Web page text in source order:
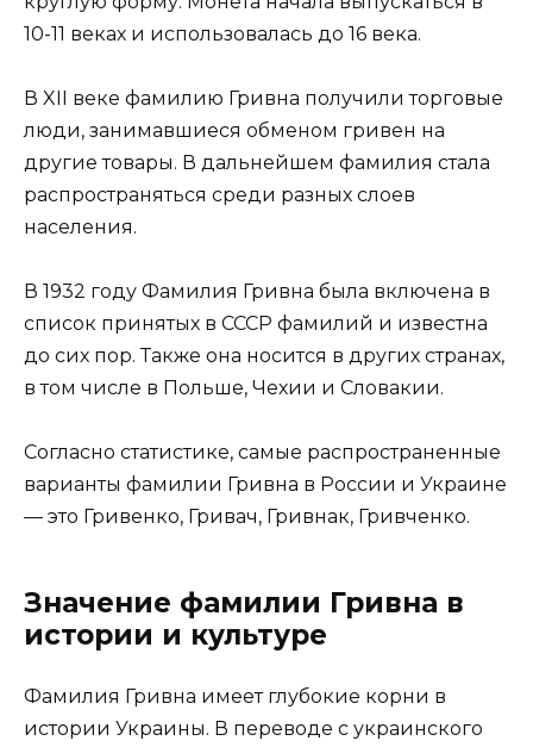
10-11 веках и использовалась до 16 века.
В XII веке фамилию Гривна получили торговые
люди, занимавшиеся обменом гривен на
другие товары. В дальнейшем фамилия стала
распространяться среди разных слоев
населения.
В 1932 году Фамилия Гривна была включена в
список принятых в СССР фамилий и известна
до сих пор. Также она носится в других странах,
в том числе в Польше, Чехии и Словакии.
Согласно статистике, самые распространенные
варианты фамилии Гривна в России и Украине
— это Гривенко, Гривач, Гривнак, Гривченко.
Значение фамилии Гривна в
истории и культуре
Фамилия Гривна имеет глубокие корни в
истории Украины. В переводе с украинского